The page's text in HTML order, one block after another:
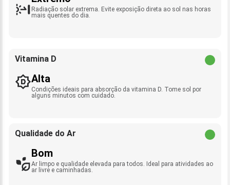
Radiação solar extrema. Evite exposição direta ao sol nas horas
mais quentes do dia.
Vitamina D
Alta
Condições ideais para absorção da vitamina D. Tome sol por
alguns minutos com cuidado.
Qualidade do Ar
Bom
Ar limpo e qualidade elevada para todos. Ideal para atividades ao
ar livre e caminhadas.